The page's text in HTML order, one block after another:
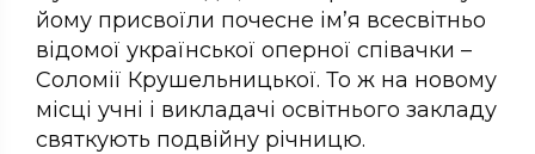
йому присвоїли почесне ім’я всесвітньо
відомої української оперної співачки –
Соломії Крушельницької. То ж на новому
місці учні і викладачі освітнього закладу
святкують подвійну річницю.